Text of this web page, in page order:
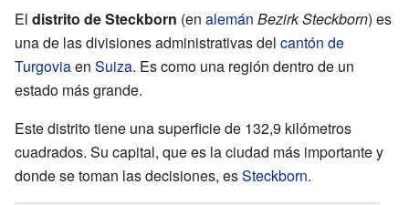
El distrito de Steckborn (en alemán Bezirk Steckborn) es
una de las divisiones administrativas del cantón de
Turgoviaen Suiza. Es como una región dentro de un
estado más grande.
Este distrito tiene una superficie de 132,9 kilómetros
cuadrados. Su capital, que es la ciudad más importante y
donde se toman las decisiones, esSteckborn.